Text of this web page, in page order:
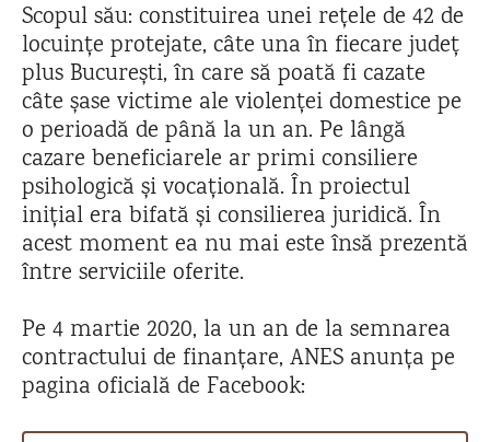
Scopul său: constituirea unei rețele de 42 de
locuințe protejate, câte una în fiecare județ
plus București, în care să poată fi cazate
câte șase victime ale violenței domestice pe
o perioadă de până la un an. Pe lângă
cazare beneficiarele ar primi consiliere
psihologică și vocațională. În proiectul
inițial era bifată și consilierea juridică. În
acest moment ea nu mai este însă prezentă
între serviciile oferite.
Pe 4 martie 2020, la un an de la semnarea
contractului de finanțare, ANES anunța pe
pagina oficială de Facebook: